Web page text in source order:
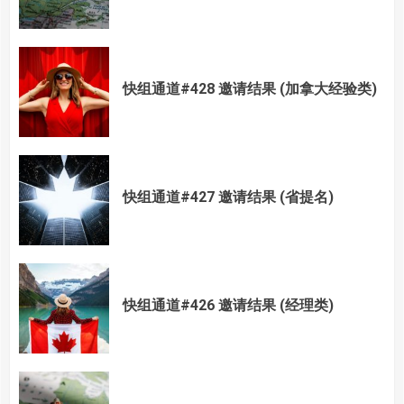
快组通道#428 邀请结果 (加拿大经验类)
快组通道#427 邀请结果 (省提名)
快组通道#426 邀请结果 (经理类)